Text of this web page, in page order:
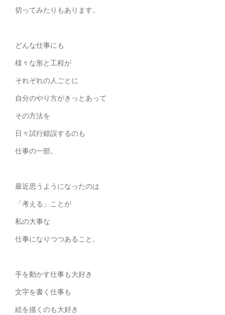
切ってみたりもあります。
どんな仕事にも
様々な形と工程が
それぞれの人ごとに
自分のやり方がきっとあって
その方法を
日々試行錯誤するのも
仕事の一部。
最近思うようになったのは
「考える」ことが
私の大事な
仕事になりつつあること。
手を動かす仕事も大好き
文字を書く仕事も
絵を描くのも大好き